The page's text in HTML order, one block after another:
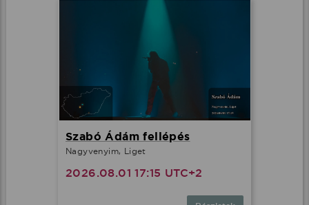
Szabó Ádám fellépés
Nagyvenyim, Liget
2026.08.01 17:15 UTC+2